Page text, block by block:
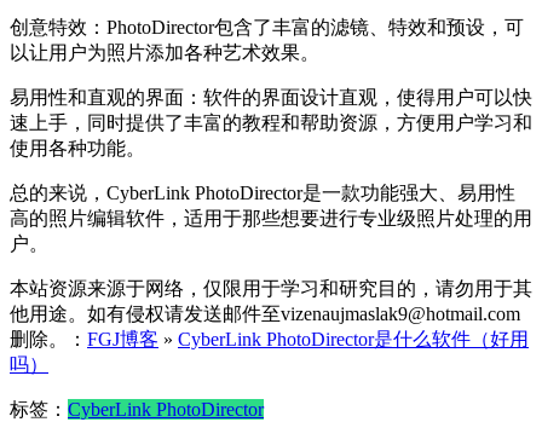
创意特效：PhotoDirector包含了丰富的滤镜、特效和预设，可
以让用户为照片添加各种艺术效果。
易用性和直观的界面：软件的界面设计直观，使得用户可以快
速上手，同时提供了丰富的教程和帮助资源，方便用户学习和
使用各种功能。
总的来说，CyberLink PhotoDirector是一款功能强大、易用性
高的照片编辑软件，适用于那些想要进行专业级照片处理的用
户。
本站资源来源于网络，仅限用于学习和研究目的，请勿用于其
他用途。如有侵权请发送邮件至vizenaujmaslak9@hotmail.com
删除。： FGJ博客 » CyberLink PhotoDirector是什么软件（好用
吗）
标签： CyberLink PhotoDirector